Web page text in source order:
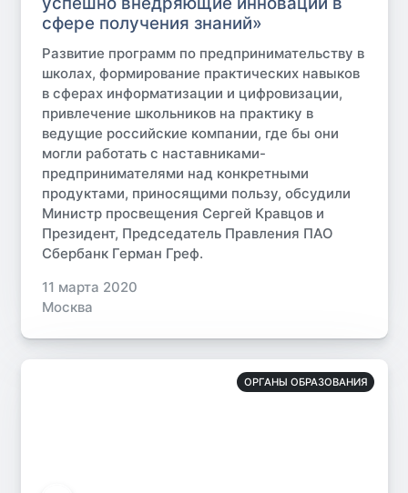
сфере получения знаний»
Развитие программ по предпринимательству в
школах, формирование практических навыков
в сферах информатизации и цифровизации,
привлечение школьников на практику в
ведущие российские компании, где бы они
могли работать с наставниками-
предпринимателями над конкретными
продуктами, приносящими пользу, обсудили
Министр просвещения Сергей Кравцов и
Президент, Председатель Правления ПАО
Сбербанк Герман Греф.
11 марта 2020
Москва
ОРГАНЫ ОБРАЗОВАНИЯ